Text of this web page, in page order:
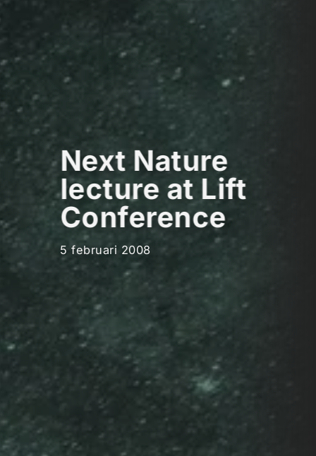
Next Nature
lecture at Lift
Conference
5 februari 2008